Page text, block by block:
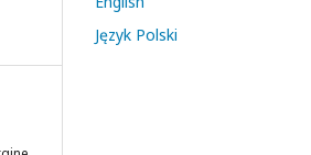
Język Polski